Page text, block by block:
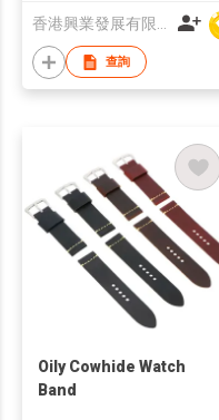
香港興業發展有限公司
查詢
Oily Cowhide Watch
Band